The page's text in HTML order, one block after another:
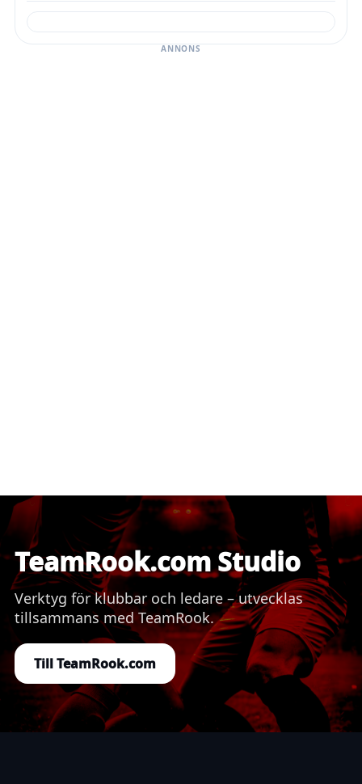
ANNONS
TeamRook.com Studio
Verktyg för klubbar och ledare – utvecklas
tillsammans med TeamRook.
Till TeamRook.com